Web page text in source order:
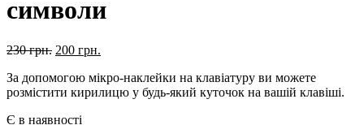
символи
230грн. 200 грн.
За допомогою мікро-наклейки на клавіатуру ви можете
розмістити кирилицю у будь-який куточок на вашій клавіші.
Є в наявності